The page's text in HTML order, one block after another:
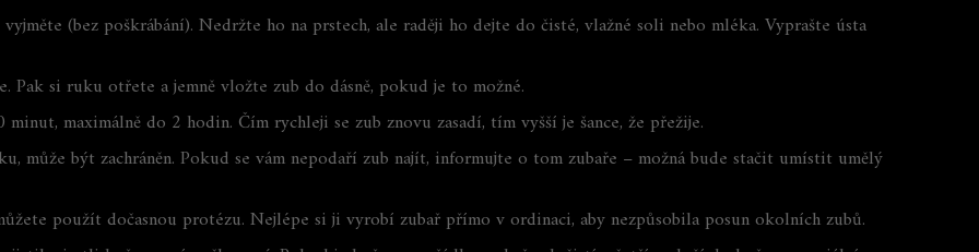
(bez poškrábání). Nedržte ho na prstech, ale raději ho dejte do čisté, vlažné soli nebo mléka. Vyprašte ústa
Pak si ruku otřete a jemně vložte zub do dásně, pokud je to možné.
maximálně do 2 hodin. Čím rychleji se zub znovu zasadí, tím vyšší je šance, že přežije.
může být zachráněn. Pokud se vám nepodaří zub najít, informujte o tom zubaře – možná bude stačit umístit umělý
použít dočasnou protézu. Nejlépe si ji vyrobí zubař přímo v ordinaci, aby nezpůsobila posun okolních zubů.